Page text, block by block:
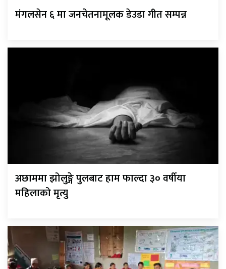
मंगलसेन ६ मा जनचेतनामूलक डेउडा गीत सम्पन्न
अछाममा झोलुङ्गे पुलबाट हाम फाल्दा ३० वर्षीया
महिलाको मृत्यु